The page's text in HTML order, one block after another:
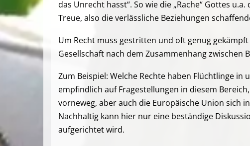
das Unrecht hasst“. So wie die „Rache“ Gottes
Treue, also die verlässliche Beziehungen
Um Recht muss gestritten und oft genug
Gesellschaft nach dem Zusammenhang
Zum Beispiel: Welche Rechte haben Flüchtlinge
empfindlich auf Fragestellungen in diesem
vorneweg, aber auch die Europäische Union sich
Nachhaltig kann hier nur eine beständige
aufgerichtet wird.